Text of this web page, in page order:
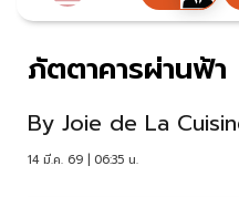
ภัตตาคารผ่านฟ้า
By Joie de La
14 มี.ค. 69 | 06:35 น.